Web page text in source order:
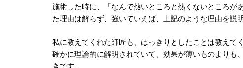
施術した時に、「なんで熱いところと熱くないところが
た理由は解らず、強いていえば、上記のような理由を説明
私に教えてくれた師匠も、はっきりとしたことは教えて
確かに理論的に解明されていて、効果が薄いものよりも
きです。